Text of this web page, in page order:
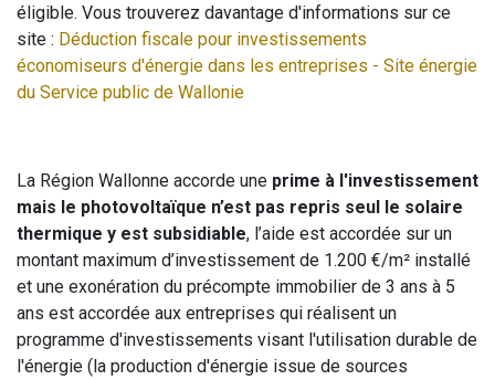
éligible. Vous trouverez davantage d'informations sur ce
site : Déduction fiscale pour investissements
économiseurs d'énergie dans les entreprises - Site énergie
du Service public de Wallonie
La Région Wallonne accorde une prime à l'investissement
mais le photovoltaïque n’est pas repris seul le solaire
thermique y est subsidiable, l’aide est accordée sur un
montant maximum d’investissement de 1.200 €/m² installé
et une exonération du précompte immobilier de 3 ans à 5
ans est accordée aux entreprises qui réalisent un
programme d'investissements visant l'utilisation durable de
l'énergie (la production d'énergie issue de sources